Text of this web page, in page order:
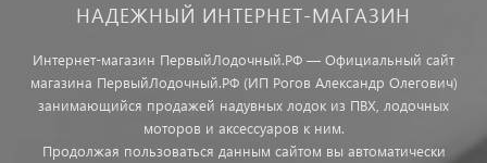
НАДЕЖНЫЙ ИНТЕРНЕТ-МАГАЗИН
Интернет-магазин ПервыйЛодочный.РФ — Официальный сайт
магазина ПервыйЛодочный.РФ (ИП Рогов Александр Олегович)
занимающийся продажей надувных лодок из ПВХ, лодочных
моторов и аксессуаров к ним.
Продолжая пользоваться данным сайтом вы автоматически